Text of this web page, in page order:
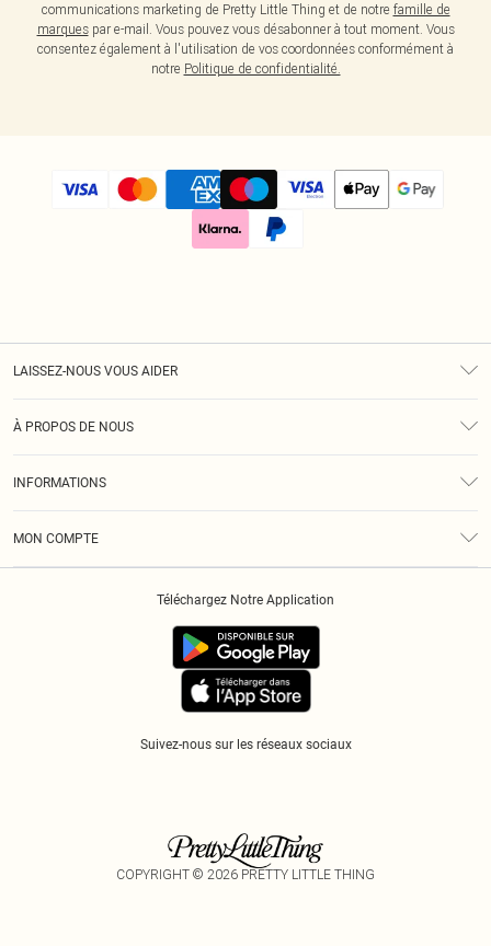
communications marketing de Pretty Little Thing et de notre famille de
marquespar e-mail. Vous pouvez vous désabonner à tout moment. Vous
consentez également à l'utilisation de vos coordonnées conformément à
notre Politique de confidentialité.
LAISSEZ-NOUS VOUS AIDER
À PROPOS DE NOUS
INFORMATIONS
MON COMPTE
Suivez-nous sur les réseaux sociaux
Téléchargez Notre Application
COPYRIGHT © 2026 PRETTY LITTLE THING